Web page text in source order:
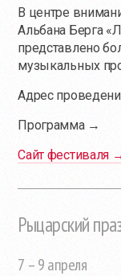
В центре
Альбана Берга
представлено
музыкальных
Адрес
Программа →
Сайт фестиваля
Рыцарский
7 – 9 апреля